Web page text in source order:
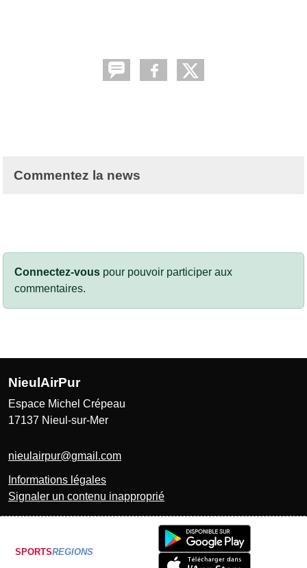
Commentez la news
Connectez-vous pour pouvoir participer aux
commentaires.
NieulAirPur
Espace Michel Crépeau
17137 Nieul-sur-Mer
nieulairpur@gmail.com
Informations légales
Signaler un contenu inapproprié
SPORTSREGIONS